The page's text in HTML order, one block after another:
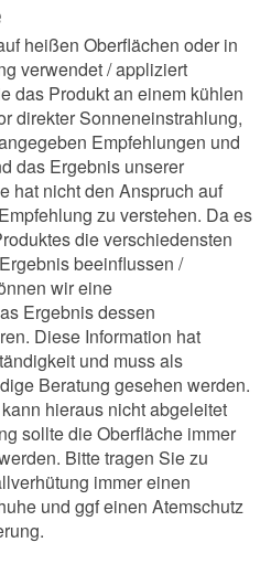
heißen Oberflächen oder in
verwendet / appliziert
das Produkt an einem kühlen
direkter Sonneneinstrahlung,
Empfehlungen und
das Ergebnis unserer
hat nicht den Anspruch auf
zu verstehen. Da es
die verschiedensten
beeinflussen /
wir eine
Ergebnis dessen
Diese Information hat
und muss als
Beratung gesehen werden.
hieraus nicht abgeleitet
sollte die Oberfläche immer
Bitte tragen Sie zu
immer einen
und ggf einen Atemschutz